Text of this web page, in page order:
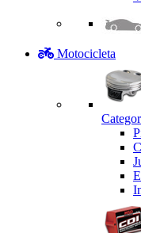
Motocicleta